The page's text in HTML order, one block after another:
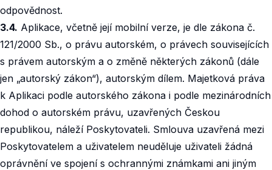
odpovědnost.
3.4. Aplikace, včetně její mobilní verze, je dle zákona č.
121/2000 Sb., o právu autorském, o právech souvisejících
s právem autorským a o změně některých zákonů (dále
jen „autorský zákon“), autorským dílem. Majetková práva
k Aplikaci podle autorského zákona i podle mezinárodních
dohod o autorském právu, uzavřených Českou
republikou, náleží Poskytovateli. Smlouva uzavřená mezi
Poskytovatelem a uživatelem neuděluje uživateli žádná
oprávnění ve spojení s ochrannými známkami ani jiným